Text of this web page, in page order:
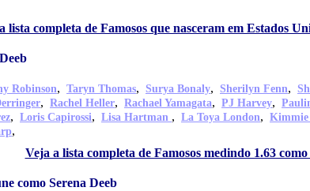
lista completa de Famosos que nasceram em Estados
Robinson, Taryn Thomas, Surya Bonaly, Sherilyn Fenn,
, Rachel Heller, Rachael Yamagata, PJ Harvey,
, Loris Capirossi, Lisa Hartman , La Toya London, Kimmie
,
Veja a lista completa de Famosos medindo 1.63
como Serena Deeb